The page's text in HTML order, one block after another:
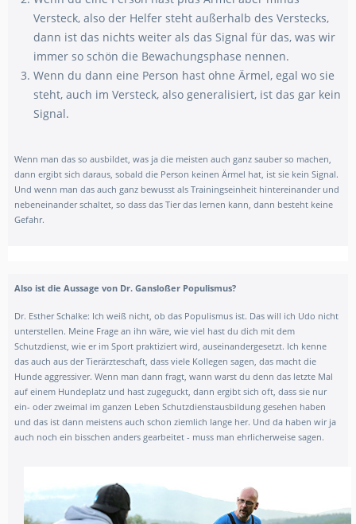
Versteck, also der Helfer steht außerhalb des Verstecks,
dann ist das nichts weiter als das Signal für das, was wir
immer so schön die Bewachungsphase nennen.
Wenn du dann eine Person hast ohne Ärmel, egal wo sie
steht, auch im Versteck, also generalisiert, ist das gar kein
Signal.
Wenn man das so ausbildet, was ja die meisten auch ganz sauber so machen,
dann ergibt sich daraus, sobald die Person keinen Ärmel hat, ist sie kein Signal.
Und wenn man das auch ganz bewusst als Trainingseinheit hintereinander und
nebeneinander schaltet, so dass das Tier das lernen kann, dann besteht keine
Gefahr.
Also ist die Aussage von Dr. Gansloßer Populismus?
Dr. Esther Schalke: Ich weiß nicht, ob das Populismus ist. Das will ich Udo nicht
unterstellen. Meine Frage an ihn wäre, wie viel hast du dich mit dem
Schutzdienst, wie er im Sport praktiziert wird, auseinandergesetzt. Ich kenne
das auch aus der Tierärzteschaft, dass viele Kollegen sagen, das macht die
Hunde aggressiver. Wenn man dann fragt, wann warst du denn das letzte Mal
auf einem Hundeplatz und hast zugeguckt, dann ergibt sich oft, dass sie nur
ein- oder zweimal im ganzen Leben Schutzdienstausbildung gesehen haben
und das ist dann meistens auch schon ziemlich lange her. Und da haben wir ja
auch noch ein bisschen anders gearbeitet - muss man ehrlicherweise sagen.